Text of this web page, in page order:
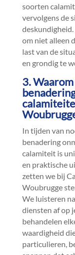
soorten
vervolgens de
om niet alleen
last van de
en grondig te
3.​
In tijden van
benadering
calamiteit is
en praktische
zetten we bij
Woubrugge
We luisteren
diensten af op
behandelen
waardigheid
particulieren,